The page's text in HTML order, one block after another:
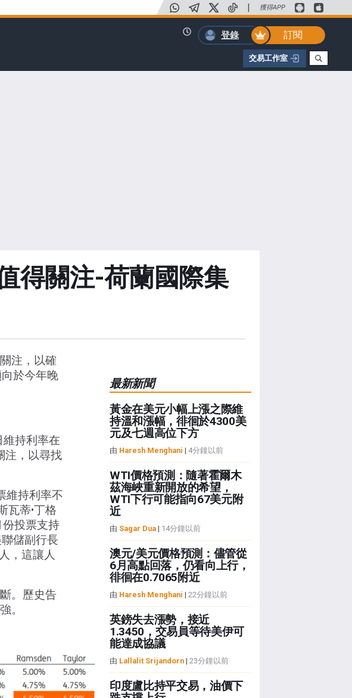
| 獲得APP
登錄
訂閱
交易工作室
得關注-荷蘭國際集
注，以確
於今年晚
持利率在
注，以尋找
維持利率不
瓦蒂•丁格
份投票支持
儲副行長
，這讓人
。歷史告
。
最新新聞
黃金在美元小幅上漲之際維
持溫和漲幅，徘徊於4300美
元及七週高位下方
由 Haresh Menghani | 4分鐘以前
WTI價格預測：隨著霍爾木
茲海峽重新開放的希望，
WTI下行可能指向67美元附
近
由 Sagar Dua| 14分鐘以前
澳元/美元價格預測：儘管從
6月高點回落，仍看向上行，
徘徊在0.7065附近
由 Haresh Menghani | 22分鐘以前
英鎊失去漲勢，接近
1.3450，交易員等待美伊可
能達成協議
由 Lallalit Srijandorn| 23分鐘以前
印度盧比持平交易，油價下